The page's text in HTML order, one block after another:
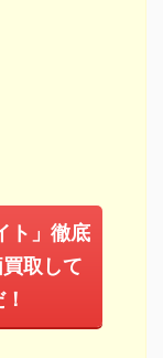
ト」徹底
取して